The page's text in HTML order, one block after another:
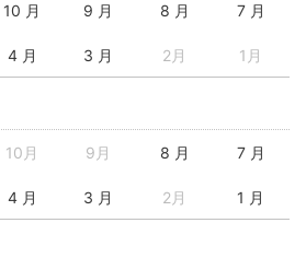
10 月 9 月 8 月 7 月
4 月 3 月 2月 1月
10月 9月 8 月 7 月
4 月 3 月 2月 1 月